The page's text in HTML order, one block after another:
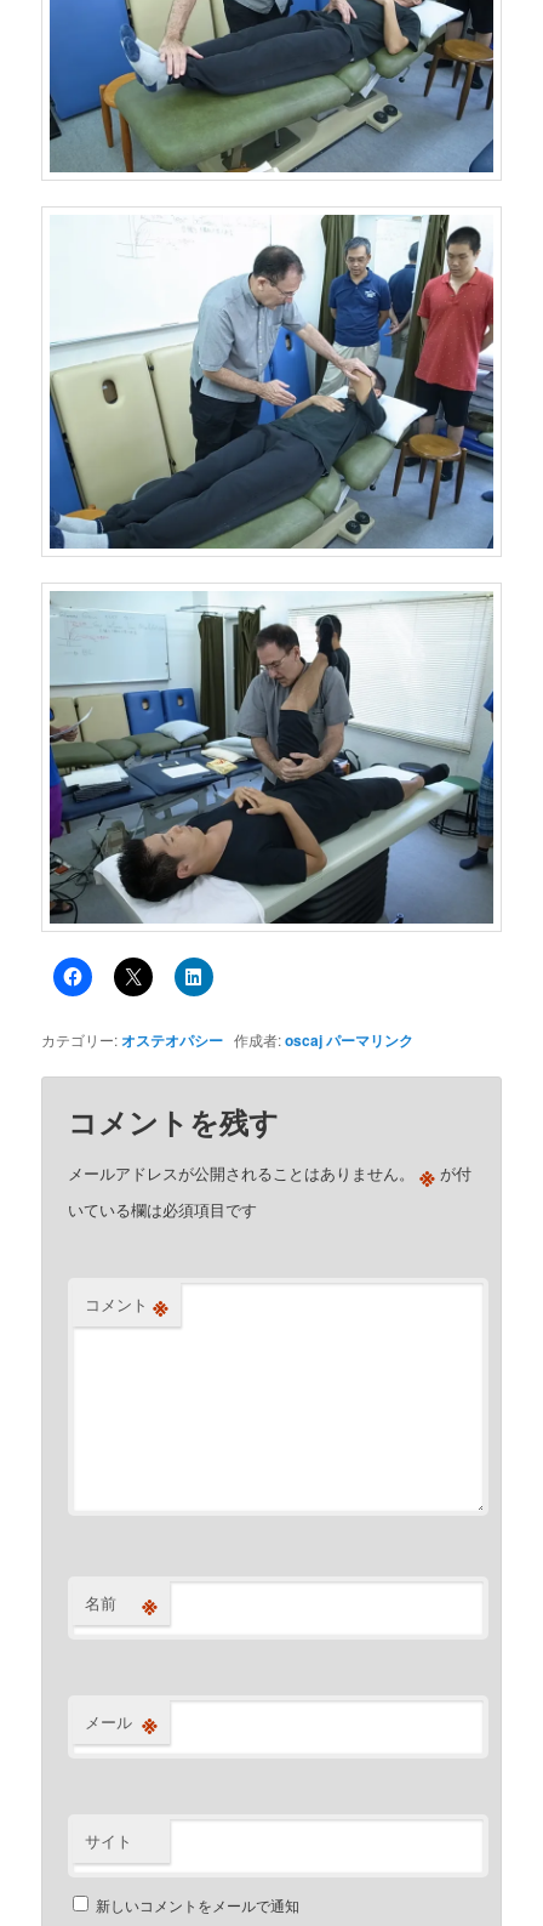
カテゴリー:オステオパシー 作成者:oscajパーマリンク
コメントを残す
メールアドレスが公開されることはありません。 ※ が付
いている欄は必須項目です
コメント ※
名前 ※
メール ※
サイト
新しいコメントをメールで通知